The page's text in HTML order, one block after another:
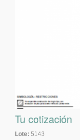
Tu cotización
Lote: 5143